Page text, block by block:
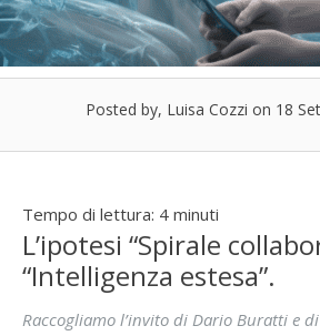
Posted by, Luisa Cozzi on 18
Tempo di lettura: 4 minuti
L’ipotesi “Spirale
“Intelligenza estesa”.
Raccogliamo l’invito di Dario Buratti e